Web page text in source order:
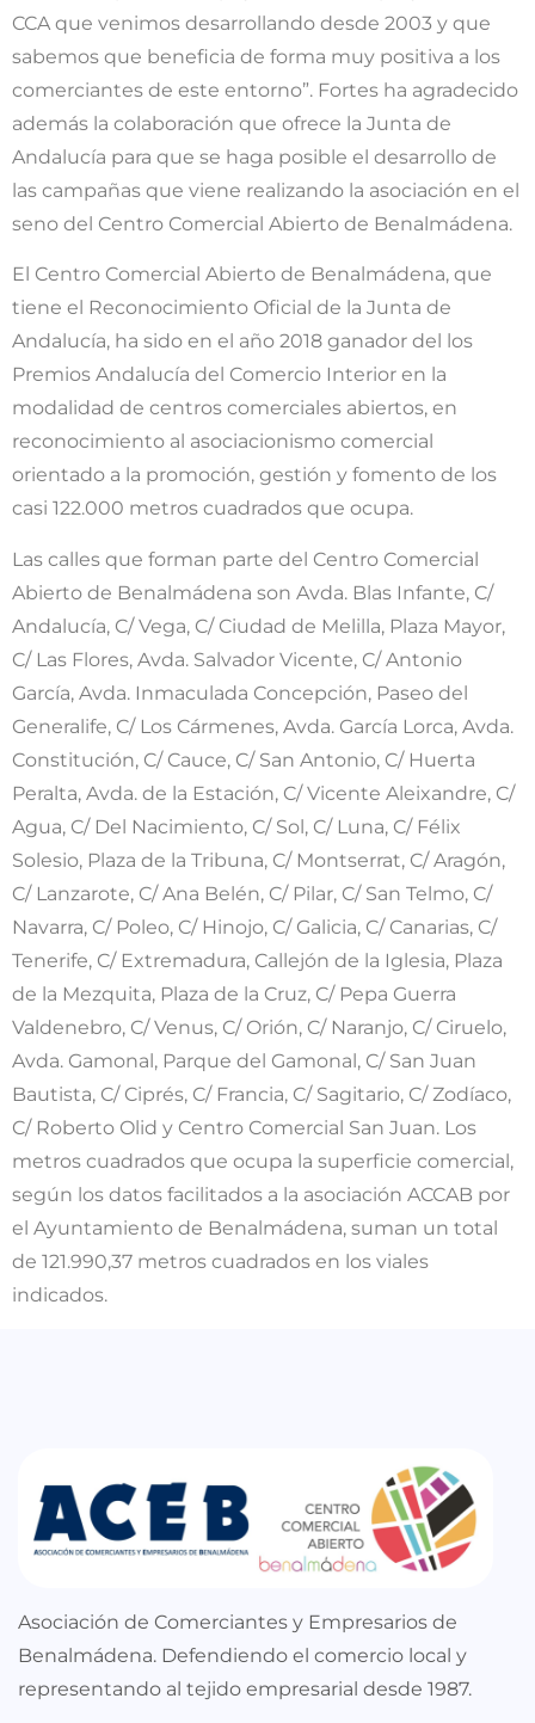
CCA que venimos desarrollando desde 2003 y que
sabemos que beneficia de forma muy positiva a los
comerciantes de este entorno”. Fortes ha agradecido
además la colaboración que ofrece la Junta de
Andalucía para que se haga posible el desarrollo de
las campañas que viene realizando la asociación en el
seno del Centro Comercial Abierto de Benalmádena.
El Centro Comercial Abierto de Benalmádena, que
tiene el Reconocimiento Oficial de la Junta de
Andalucía, ha sido en el año 2018 ganador del los
Premios Andalucía del Comercio Interior en la
modalidad de centros comerciales abiertos, en
reconocimiento al asociacionismo comercial
orientado a la promoción, gestión y fomento de los
casi 122.000 metros cuadrados que ocupa.
Las calles que forman parte del Centro Comercial
Abierto de Benalmádena son Avda. Blas Infante, C/
Andalucía, C/ Vega, C/ Ciudad de Melilla, Plaza Mayor,
C/ Las Flores, Avda. Salvador Vicente, C/ Antonio
García, Avda. Inmaculada Concepción, Paseo del
Generalife, C/ Los Cármenes, Avda. García Lorca, Avda.
Constitución, C/ Cauce, C/ San Antonio, C/ Huerta
Peralta, Avda. de la Estación, C/ Vicente Aleixandre, C/
Agua, C/ Del Nacimiento, C/ Sol, C/ Luna, C/ Félix
Solesio, Plaza de la Tribuna, C/ Montserrat, C/ Aragón,
C/ Lanzarote, C/ Ana Belén, C/ Pilar, C/ San Telmo, C/
Navarra, C/ Poleo, C/ Hinojo, C/ Galicia, C/ Canarias, C/
Tenerife, C/ Extremadura, Callejón de la Iglesia, Plaza
de la Mezquita, Plaza de la Cruz, C/ Pepa Guerra
Valdenebro, C/ Venus, C/ Orión, C/ Naranjo, C/ Ciruelo,
Avda. Gamonal, Parque del Gamonal, C/ San Juan
Bautista, C/ Ciprés, C/ Francia, C/ Sagitario, C/ Zodíaco,
C/ Roberto Olid y Centro Comercial San Juan. Los
metros cuadrados que ocupa la superficie comercial,
según los datos facilitados a la asociación ACCAB por
el Ayuntamiento de Benalmádena, suman un total
de 121.990,37 metros cuadrados en los viales
indicados.
Asociación de Comerciantes y Empresarios de
Benalmádena. Defendiendo el comercio local y
representando al tejido empresarial desde 1987.